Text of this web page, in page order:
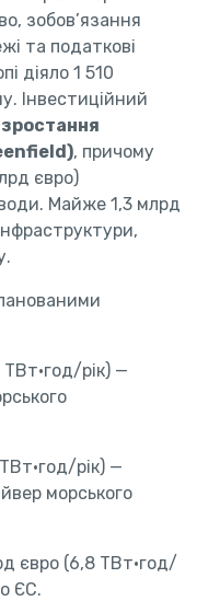
зобов’язання
та податкові
діяло 1 510
Інвестиційний
зростання
, причому
євро)
Майже 1,3 млрд
рік) —
рік) —
морського
євро (6,8 ТВт·год/
ЄС.